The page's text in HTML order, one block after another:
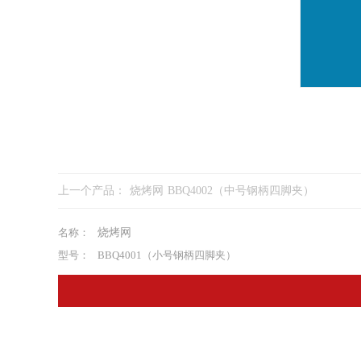
上一个产品： 烧烤网 BBQ4002（中号钢柄四脚夹）
名称：
烧烤网
型号：
BBQ4001（小号钢柄四脚夹）